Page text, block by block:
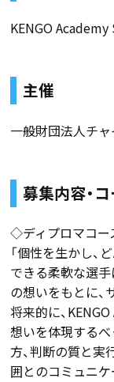
KENGO
主催
一般財団法人チ
募集内容・
◇ディプロマコー
「個性を生かし、
できる柔軟な選
の想いをもとに、
将来的に、
想いを体現する
方、判断の質と実
囲とのコミュニケ